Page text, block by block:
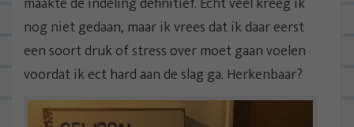
nog niet gedaan, maar ik vrees dat ik daar eerst
een soort druk of stress over moet gaan voelen
voordat ik ect hard aan de slag ga. Herkenbaar?